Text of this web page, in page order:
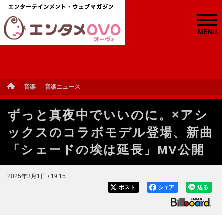
MENU
音楽 音楽ニュース
ずっと真夜中でいいのに。×アシ
ックスのコラボモデル登場、新曲
「シェードの埃は延長」MV公開
2025年3月1日 / 19:15
送る
シェア
ポスト